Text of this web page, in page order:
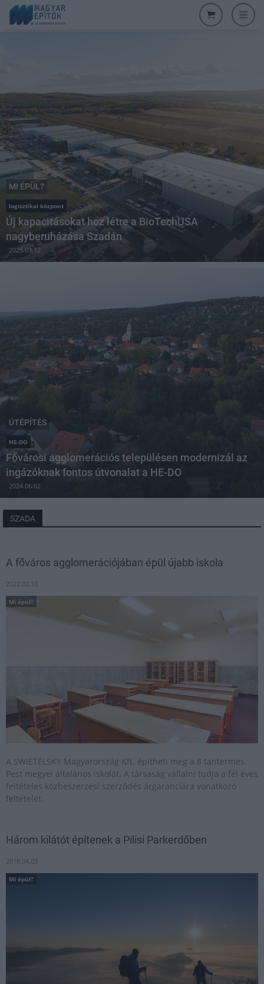
MI ÉPÜL?
logisztikai központ
Új kapacitásokat hoz létre a BioTechUSA
nagyberuházása Szadán
2025.03.12
ÚTÉPÍTÉS
HE-DO
Fővárosi agglomerációs településen modernizál az
ingázóknak fontos útvonalat a HE-DO
2024.06.02
SZADA
A főváros agglomerációjában épül újabb iskola
2022.02.10
Mi épül?
A SWIETELSKY Magyarország Kft. építheti meg a 8 tantermes
Pest megyei általános iskolát. A társaság vállalni tudja a fél éves
feltételes közbeszerzési szerződés árgaranciára vonatkozó
feltételét.
Három kilátót építenek a Pilisi Parkerdőben
2018.04.03
Mi épül?